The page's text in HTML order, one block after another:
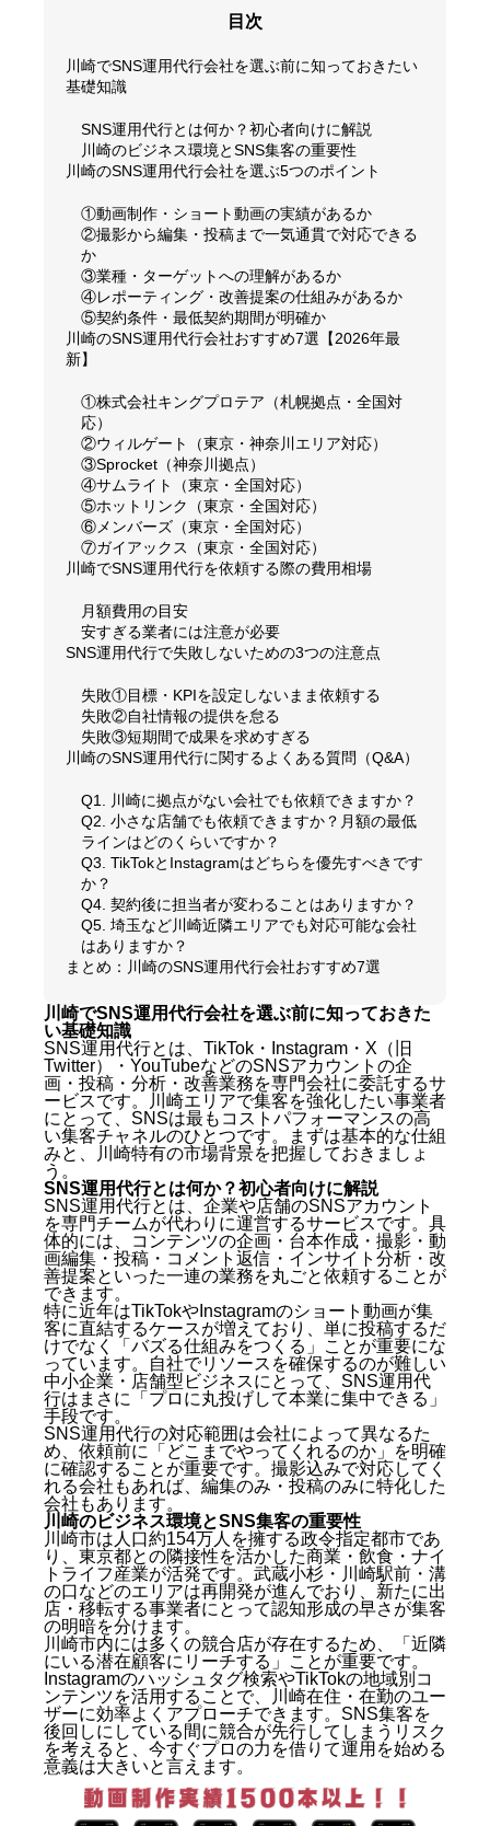
目次
川崎でSNS運用代行会社を選ぶ前に知っておきたい
基礎知識
SNS運用代行とは何か？初心者向けに解説
川崎のビジネス環境とSNS集客の重要性
川崎のSNS運用代行会社を選ぶ5つのポイント
①動画制作・ショート動画の実績があるか
②撮影から編集・投稿まで一気通貫で対応できる
か
③業種・ターゲットへの理解があるか
④レポーティング・改善提案の仕組みがあるか
⑤契約条件・最低契約期間が明確か
川崎のSNS運用代行会社おすすめ7選【2026年最
新】
①株式会社キングプロテア（札幌拠点・全国対
応）
②ウィルゲート（東京・神奈川エリア対応）
③Sprocket（神奈川拠点）
④サムライト（東京・全国対応）
⑤ホットリンク（東京・全国対応）
⑥メンバーズ（東京・全国対応）
⑦ガイアックス（東京・全国対応）
川崎でSNS運用代行を依頼する際の費用相場
月額費用の目安
安すぎる業者には注意が必要
SNS運用代行で失敗しないための3つの注意点
失敗①目標・KPIを設定しないまま依頼する
失敗②自社情報の提供を怠る
失敗③短期間で成果を求めすぎる
川崎のSNS運用代行に関するよくある質問（Q&A）
Q1. 川崎に拠点がない会社でも依頼できますか？
Q2. 小さな店舗でも依頼できますか？月額の最低
ラインはどのくらいですか？
Q3. TikTokとInstagramはどちらを優先すべきです
か？
Q4. 契約後に担当者が変わることはありますか？
Q5. 埼玉など川崎近隣エリアでも対応可能な会社
はありますか？
まとめ：川崎のSNS運用代行会社おすすめ7選
川崎でSNS運用代行会社を選ぶ前に知っておきた
い基礎知識
SNS運用代行とは、TikTok・Instagram・X（旧
Twitter）・YouTubeなどのSNSアカウントの企
画・投稿・分析・改善業務を専門会社に委託するサ
ービスです。川崎エリアで集客を強化したい事業者
にとって、SNSは最もコストパフォーマンスの高
い集客チャネルのひとつです。まずは基本的な仕組
みと、川崎特有の市場背景を把握しておきましょ
う。
SNS運用代行とは何か？初心者向けに解説
SNS運用代行とは、企業や店舗のSNSアカウント
を専門チームが代わりに運営するサービスです。具
体的には、コンテンツの企画・台本作成・撮影・動
画編集・投稿・コメント返信・インサイト分析・改
善提案といった一連の業務を丸ごと依頼することが
できます。
特に近年はTikTokやInstagramのショート動画が集
客に直結するケースが増えており、単に投稿するだ
けでなく「バズる仕組みをつくる」ことが重要にな
っています。自社でリソースを確保するのが難しい
中小企業・店舗型ビジネスにとって、SNS運用代
行はまさに「プロに丸投げして本業に集中できる」
手段です。
SNS運用代行の対応範囲は会社によって異なるた
め、依頼前に「どこまでやってくれるのか」を明確
に確認することが重要です。撮影込みで対応してく
れる会社もあれば、編集のみ・投稿のみに特化した
会社もあります。
川崎のビジネス環境とSNS集客の重要性
川崎市は人口約154万人を擁する政令指定都市であ
り、東京都との隣接性を活かした商業・飲食・ナイ
トライフ産業が活発です。武蔵小杉・川崎駅前・溝
の口などのエリアは再開発が進んでおり、新たに出
店・移転する事業者にとって認知形成の早さが集客
の明暗を分けます。
川崎市内には多くの競合店が存在するため、「近隣
にいる潜在顧客にリーチする」ことが重要です。
Instagramのハッシュタグ検索やTikTokの地域別コ
ンテンツを活用することで、川崎在住・在勤のユー
ザーに効率よくアプローチできます。SNS集客を
後回しにしている間に競合が先行してしまうリスク
を考えると、今すぐプロの力を借りて運用を始める
意義は大きいと言えます。